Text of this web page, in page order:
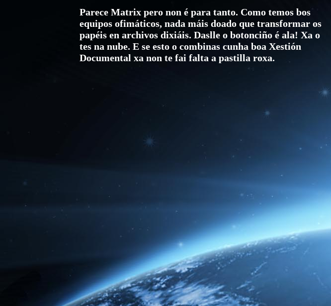
Parece Matrix pero non é para tanto. Como temos bos
equipos ofimáticos, nada máis doado que transformar os
papéis en archivos dixiáis. Daslle o botonciño é ala! Xa o
tes na nube. E se esto o combinas cunha boa Xestión
Documental xa non te fai falta a pastilla roxa.